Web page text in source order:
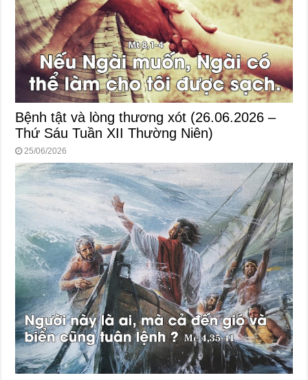
Bệnh tật và lòng thương xót (26.06.2026 –
Thứ Sáu Tuần XII Thường Niên)
25/06/2026